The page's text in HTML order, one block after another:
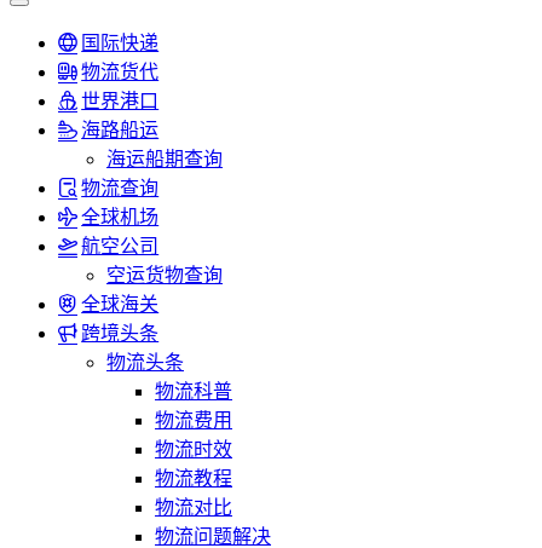
国际快递
物流货代
世界港口
海路船运
海运船期查询
物流查询
全球机场
航空公司
空运货物查询
全球海关
跨境头条
物流头条
物流科普
物流费用
物流时效
物流教程
物流对比
物流问题解决